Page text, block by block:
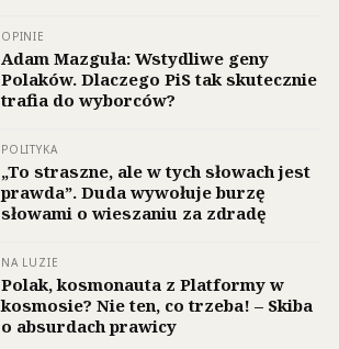
OPINIE
Adam Mazguła: Wstydliwe geny
Polaków. Dlaczego PiS tak skutecznie
trafia do wyborców?
POLITYKA
„To straszne, ale w tych słowach jest
prawda”. Duda wywołuje burzę
słowami o wieszaniu za zdradę
NA LUZIE
Polak, kosmonauta z Platformy w
kosmosie? Nie ten, co trzeba! – Skiba
o absurdach prawicy